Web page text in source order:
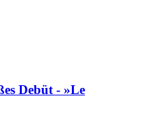
Debüt - »Le